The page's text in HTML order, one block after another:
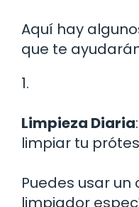
Aquí hay
que te
1.
Limpieza Diaria
limpiar tu
Puedes usar un
limpiador